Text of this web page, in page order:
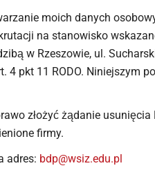
moich danych
na stanowisko
w Rzeszowie, ul.
4 pkt 11 RODO. Niniejszym
złożyć żądanie
firmy.
adres: bdp@wsiz.edu.pl